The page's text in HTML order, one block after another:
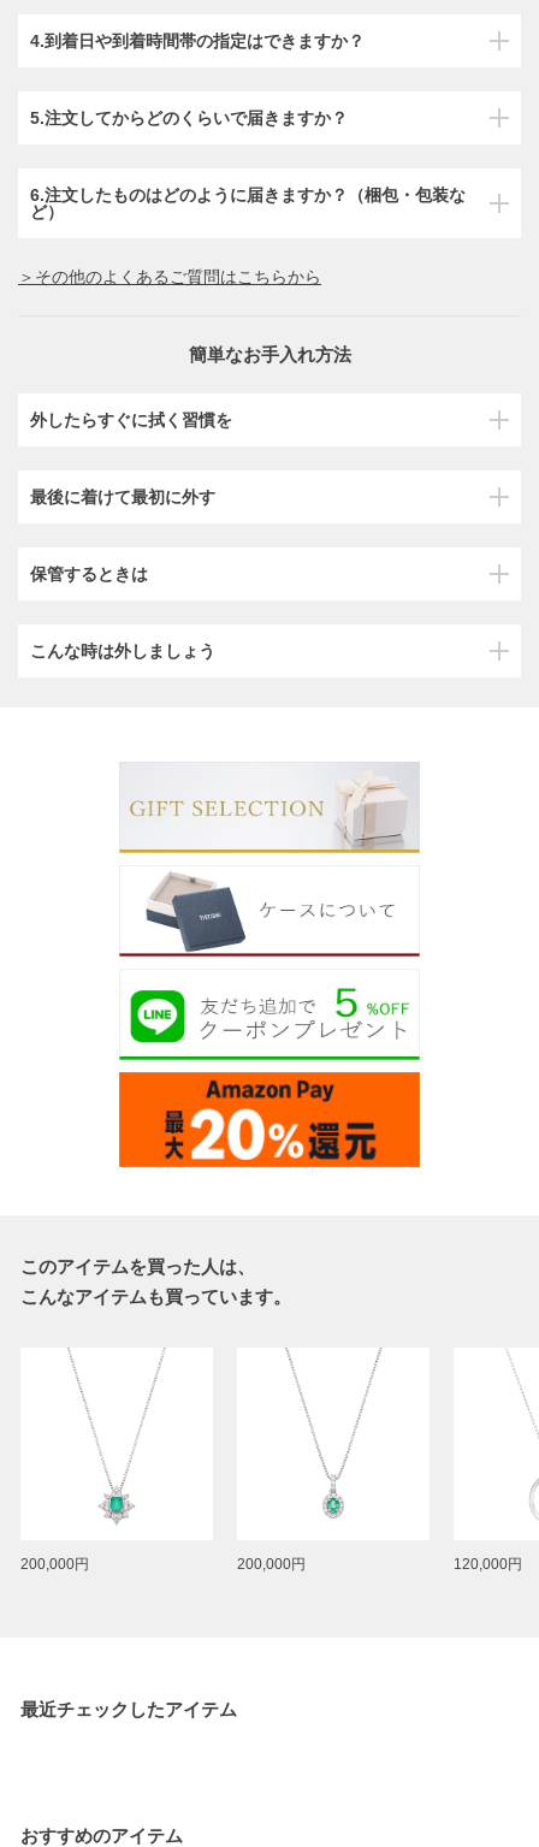
4.到着日や到着時間帯の指定はできますか？
5.注文してからどのくらいで届きますか？
6.注文したものはどのように届きますか？（梱包・包装な
ど）
＞その他のよくあるご質問はこちらから
簡単なお手入れ方法
外したらすぐに拭く習慣を
最後に着けて最初に外す
保管するときは
こんな時は外しましょう
このアイテムを買った人は、
こんなアイテムも買っています。
200,000円 200,000円 120,000円
最近チェックしたアイテム
おすすめのアイテム